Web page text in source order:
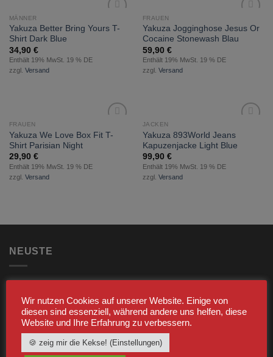
Wunschliste
MÄNNER
Yakuza Better Bring Yours T-
Shirt Dark Blue
34,90 €
Enthält 19% MwSt. 19 % DE
zzgl. Versand
Wunschliste
hinzufügen
FRAUEN
Yakuza Jogginghose Jesus Or
Cocaine Stonewash Blau
59,90 €
Enthält 19% MwSt. 19 % DE
zzgl. Versand
Wunschliste
FRAUEN
Yakuza We Love Box Fit T-
Shirt Parisian Night
29,90 €
Enthält 19% MwSt. 19 % DE
zzgl. Versand
Wunschliste
hinzufügen
JACKEN
Yakuza 893World Jeans
Kapuzenjacke Light Blue
99,90 €
Enthält 19% MwSt. 19 % DE
zzgl. Versand
NEUSTE
44,99€
Enthält 19% MwSt. 19 % DE
zzgl.Versand
Yakuza Golden Injection Orange
Wir nutzen Cookies auf unserer Website. Einige von
diesen sind essenziell, während andere uns helfen, diese
Website und Ihre Erfahrung zu verbessern.
🍪 zeig mir die Kekse! (Einstellungen)